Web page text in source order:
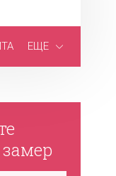
ЕЩЕ